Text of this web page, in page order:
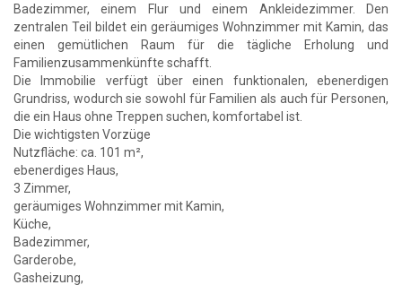
Badezimmer, einem Flur und einem Ankleidezimmer. Den
zentralen Teil bildet ein geräumiges Wohnzimmer mit Kamin, das
einen gemütlichen Raum für die tägliche Erholung und
Familienzusammenkünfte schafft.
Die Immobilie verfügt über einen funktionalen, ebenerdigen
Grundriss, wodurch sie sowohl für Familien als auch für Personen,
die ein Haus ohne Treppen suchen, komfortabel ist.
Die wichtigsten Vorzüge
Nutzfläche: ca. 101 m²,
ebenerdiges Haus,
3 Zimmer,
geräumiges Wohnzimmer mit Kamin,
Küche,
Badezimmer,
Garderobe,
Gasheizung,